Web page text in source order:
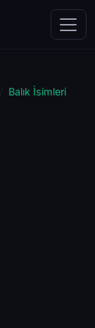
Balık İsimleri